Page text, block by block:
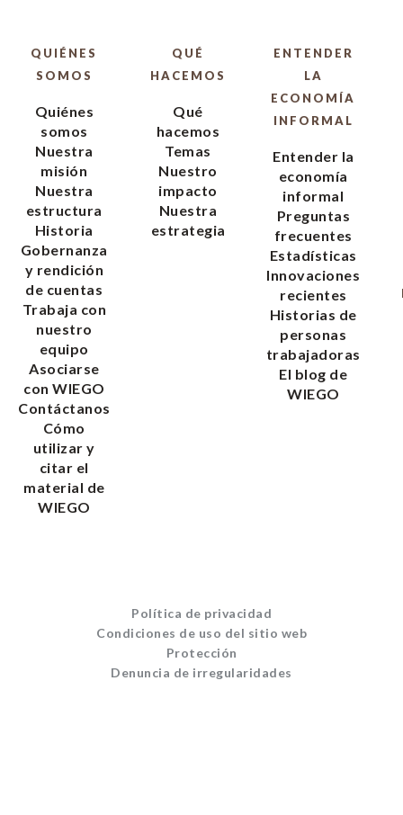
QUIÉNES
SOMOS
Quiénes
somos
Nuestra
misión
Nuestra
estructura
Historia
Gobernanza
y rendición
de cuentas
Trabaja con
nuestro
equipo
Asociarse
con WIEGO
Contáctanos
Cómo
utilizar y
citar el
material de
WIEGO
QUÉ
HACEMOS
Qué
hacemos
Temas
Nuestro
impacto
Nuestra
estrategia
ENTENDER
LA
ECONOMÍA
INFORMAL
Entender la
economía
informal
Preguntas
frecuentes
Estadísticas
Innovaciones
recientes
Historias de
personas
trabajadoras
El blog de
WIEGO
Política de privacidad
Condiciones de uso del sitio web
Protección
Denuncia de irregularidades